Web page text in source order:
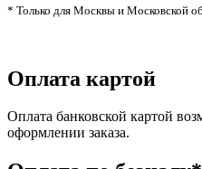
* Только для Москвы и Московской
Оплата картой
Оплата банковской картой
оформлении заказа.